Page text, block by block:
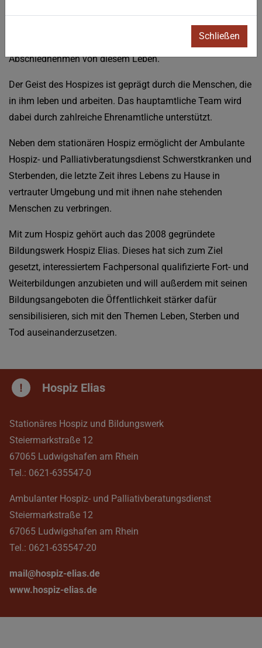
schweren, unheilbaren Erkrankungen den Raum für ein
Abschiednehmen von diesem Leben.
Der Geist des Hospizes ist geprägt durch die Menschen, die
in ihm leben und arbeiten. Das hauptamtliche Team wird
dabei durch zahlreiche Ehrenamtliche unterstützt.
Neben dem stationären Hospiz ermöglicht der Ambulante
Hospiz- und Palliativberatungsdienst Schwerstkranken und
Sterbenden, die letzte Zeit ihres Lebens zu Hause in
vertrauter Umgebung und mit ihnen nahe stehenden
Menschen zu verbringen.
Mit zum Hospiz gehört auch das 2008 gegründete
Bildungswerk Hospiz Elias. Dieses hat sich zum Ziel
gesetzt, interessiertem Fachpersonal qualifizierte Fort- und
Weiterbildungen anzubieten und will außerdem mit seinen
Bildungsangeboten die Öffentlichkeit stärker dafür
sensibilisieren, sich mit den Themen Leben, Sterben und
Tod auseinanderzusetzen.
Hospiz Elias
Stationäres Hospiz und Bildungswerk
Steiermarkstraße 12
67065 Ludwigshafen am Rhein
Tel.: 0621-635547-0
Ambulanter Hospiz- und Palliativberatungsdienst
Steiermarkstraße 12
67065 Ludwigshafen am Rhein
Tel.: 0621-635547-20
mail@hospiz-elias.de
www.hospiz-elias.de
Schließen